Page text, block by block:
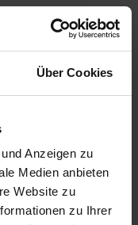
Über Cookies
Anzeigen zu
Medien anbieten
Website zu
zu Ihrer